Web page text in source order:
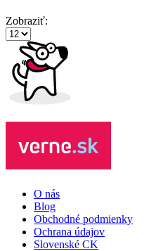
Zobraziť:
O nás
Blog
Obchodné podmienky
Ochrana údajov
Slovenské CK